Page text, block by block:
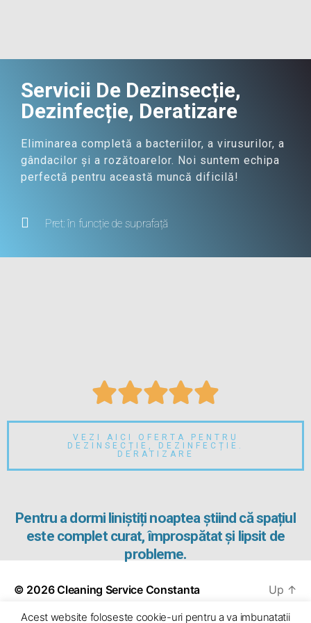
Servicii De Dezinsecție,
Dezinfecție, Deratizare
Eliminarea completă a bacteriilor, a virusurilor, a
gândacilor și a rozătoarelor. Noi suntem echipa
perfectă pentru această muncă dificilă!
Pret: în funcție de suprafață

VEZI AICI OFERTA PENTRU
DEZINSECȚIE, DEZINFECȚIE.
DERATIZARE
Pentru a dormi liniștiți noaptea știind că spațiul
este complet curat, împrospătat și lipsit de
probleme.
© 2026Cleaning Service Constanta
Powered by Godzilla Web
Up ↑
Acest website foloseste cookie-uri pentru a va imbunatatii